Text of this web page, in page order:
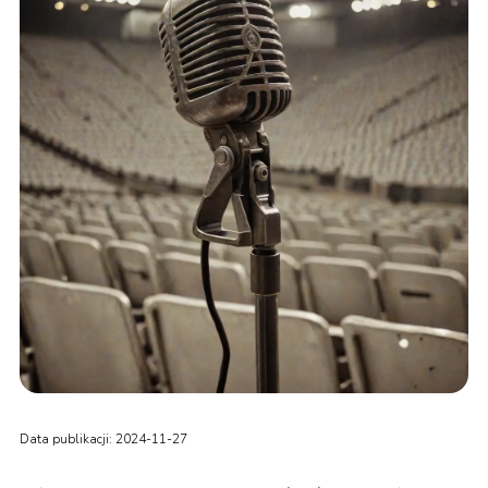
Data publikacji: 2024-11-27